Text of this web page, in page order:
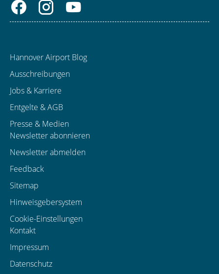
Hannover Airport Blog
Ausschreibungen
Jobs & Karriere
Entgelte & AGB
Presse & Medien
Newsletter abonnieren
Newsletter abmelden
Feedback
Sitemap
Hinweisgebersystem
Cookie-Einstellungen
Kontakt
Impressum
Datenschutz